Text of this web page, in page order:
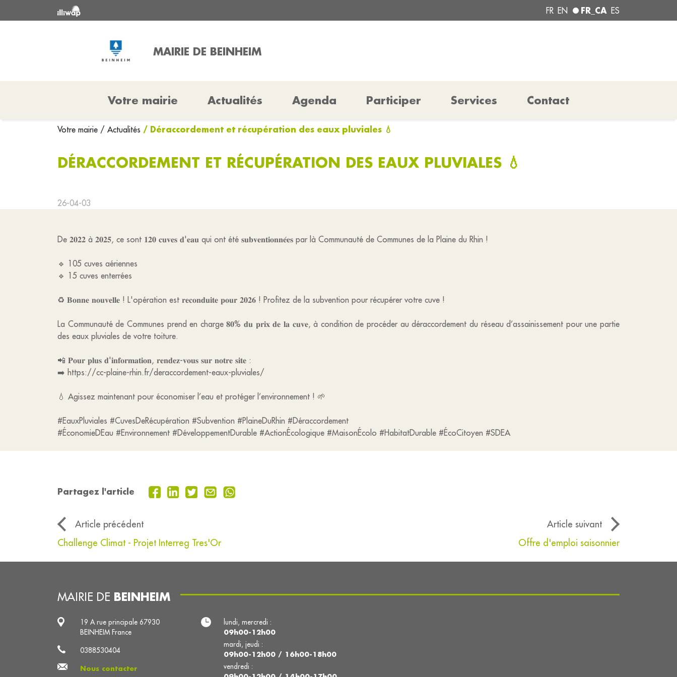
FR EN FR_CA ES
MAIRIE DE BEINHEIM
Votre mairie Actualités Agenda Participer Services Contact
Votre mairie / Actualités / Déraccordement et récupération des eaux pluviales 💧
DÉRACCORDEMENT ET RÉCUPÉRATION DES EAUX PLUVIALES 💧
26-04-03
De 𝟐𝟎𝟐𝟐 à 𝟐𝟎𝟐𝟓, ce sont 𝟏𝟐𝟎 𝐜𝐮𝐯𝐞𝐬 𝐝'𝐞𝐚𝐮 qui ont été 𝐬𝐮𝐛𝐯𝐞𝐧𝐭𝐢𝐨𝐧𝐧𝐞́𝐞𝐬 par là Communauté de Communes de la Plaine du Rhin !
🔹 105 cuves aériennes
🔹 15 cuves enterrées
♻️ 𝐁𝐨𝐧𝐧𝐞 𝐧𝐨𝐮𝐯𝐞𝐥𝐥𝐞 ! L'opération est 𝐫𝐞𝐜𝐨𝐧𝐝𝐮𝐢𝐭𝐞 𝐩𝐨𝐮𝐫 𝟐𝟎𝟐𝟔 ! Profitez de la subvention pour récupérer votre cuve !
La Communauté de Communes prend en charge 𝟖𝟎% 𝐝𝐮 𝐩𝐫𝐢𝐱 𝐝𝐞 𝐥𝐚 𝐜𝐮𝐯𝐞, à condition de procéder au déraccordement du réseau d’assainissement pour une partie
des eaux pluviales de votre toiture.
📲 𝐏𝐨𝐮𝐫 𝐩𝐥𝐮𝐬 𝐝'𝐢𝐧𝐟𝐨𝐫𝐦𝐚𝐭𝐢𝐨𝐧, 𝐫𝐞𝐧𝐝𝐞𝐳-𝐯𝐨𝐮𝐬 𝐬𝐮𝐫 𝐧𝐨𝐭𝐫𝐞 𝐬𝐢𝐭𝐞 :
➡️ https://cc-plaine-rhin.fr/deraccordement-eaux-pluviales/
💧 Agissez maintenant pour économiser l’eau et protéger l’environnement ! 🌱
#EauxPluviales #CuvesDeRécupération #Subvention #PlaineDuRhin #Déraccordement
#ÉconomieDEau #Environnement #DéveloppementDurable #ActionÉcologique #MaisonÉcolo #HabitatDurable #ÉcoCitoyen #SDEA
Partagez l'article
Article précédent
Article suivant
Challenge Climat - Projet Interreg Tres'Or
Offre d'emploi saisonnier
MAIRIE DE BEINHEIM
19 A rue principale 67930
BEINHEIM France
0388530404
Nous contacter
lundi, mercredi :
09h00-12h00
mardi, jeudi :
09h00-12h00 / 16h00-18h00
vendredi :